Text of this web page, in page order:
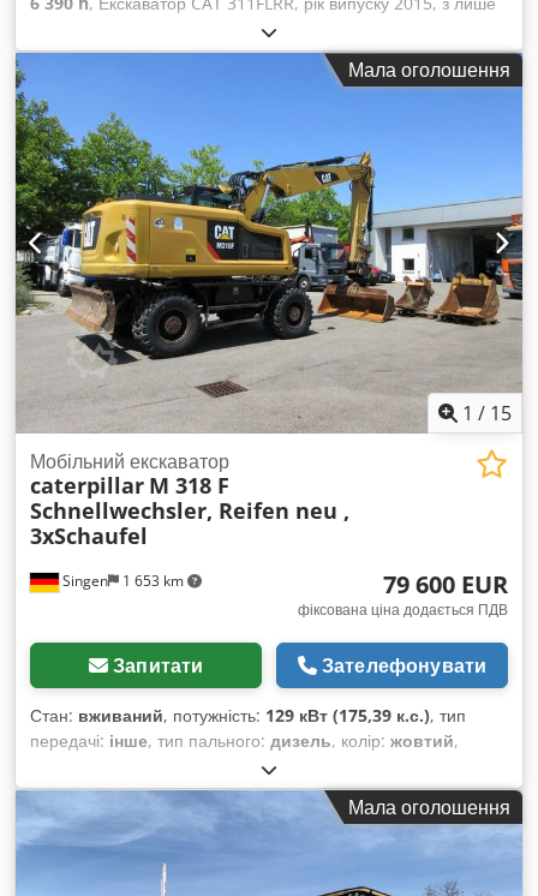
6390 годинами напрацьованого часу! ---- Codpfxjy Sdlzs
Abkjrf * Виробник: CAT * Модель: 311FL RR * Рік випуску:
2015 * Напрацьовані години: приблизно 6390 * Останнє
технічне обслуговування: приблизно 5960 годин * У
комплекті: гідравлічний механізм швидкої заміни CW20 * У
комплекті: гідравлічний відвал * Країна походження:
Німеччина * Перший власник * Гумові подушки * Відвал *
Кондиціонер * Камера заднього виду * Зі встановленими
трубопроводами * Гарний стан! * Ходова частина:
приблизно 40-50% * Додаткові фотографії та відео за
запитом (WhatsApp Ерік) * Ціна: 45 900 євро, без ПДВ +
19% ПДВ. ---- З будь-якими запитаннями звертайтеся за
телефоном: Ерік Кортум: WhatsApp ?Уся інформація
надається без гарантій, можливі помилки та продаж третьій
особі.?
Мала оголошення
1 / 15
Singen 1 653 km
Мобільний екскаватор
caterpillar M 318 F
Schnellwechsler, Reifen neu ,
3xSchaufel
79 600 EUR
фіксована ціна додається ПДВ
Запитати Зателефонувати
Стан: вживаний, потужність: 129 кВт (175,39 к.с.), тип
передачі: інше, тип пального: дизель, колір: жовтий,
, клас викидів:
інше, Рік виготовлення:2019, мотогодини:7 162 h,
водійська кабіна:
, паливо:дизель , Обладнання:
кондиціонер, повний привід
Мала оголошення